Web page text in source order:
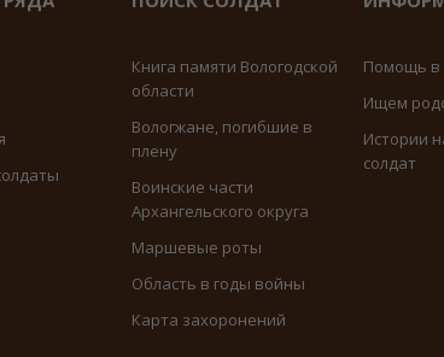
Книга памяти Вологодской
области
Вологжане, погибшие в
плену
Воинские части
Архангельского округа
Маршевые роты
Область в годы войны
Карта захоронений
Помощь в
Ищем
Истории
солдат